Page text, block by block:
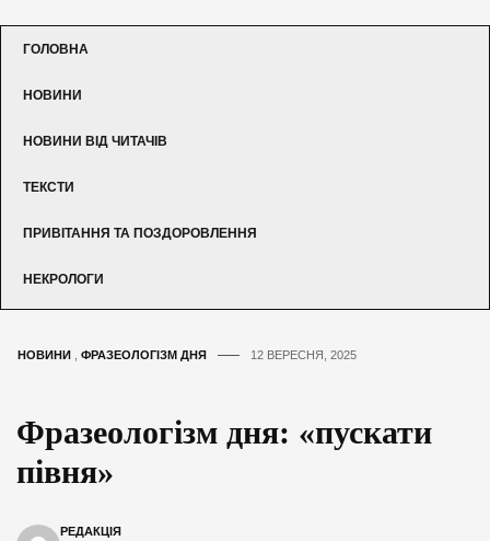
ГОЛОВНА
НОВИНИ
НОВИНИ ВІД ЧИТАЧІВ
ТЕКСТИ
ПРИВІТАННЯ ТА ПОЗДОРОВЛЕННЯ
НЕКРОЛОГИ
НОВИНИ ФРАЗЕОЛОГІЗМ ДНЯ 12 ВЕРЕСНЯ, 2025
Фразеологізм дня: «пускати
півня»
РЕДАКЦІЯ